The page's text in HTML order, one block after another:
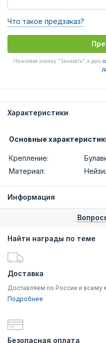
Что такое предзаказ?
Нажимая кнопку "Заказать", я даю
Характеристики
Основные
Крепление:
Материал:
Информация
Найти награды по теме
Доставка
Доставляем по России и всему
Подробнее
Безопасная оплата